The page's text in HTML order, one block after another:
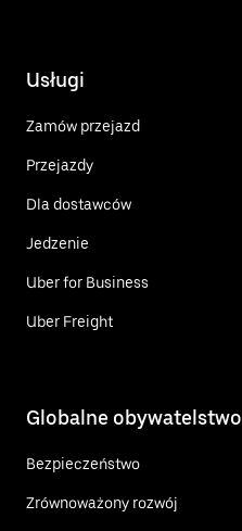
Usługi
Zamów przejazd
Przejazdy
Dla dostawców
Jedzenie
Uber for Business
Uber Freight
Globalne obywatelstwo
Bezpieczeństwo
Zrównoważony rozwój